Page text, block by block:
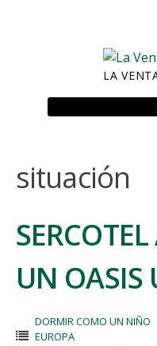
LA
situación
UN OASIS
DORMIR COMO UN NIÑO
EUROPA